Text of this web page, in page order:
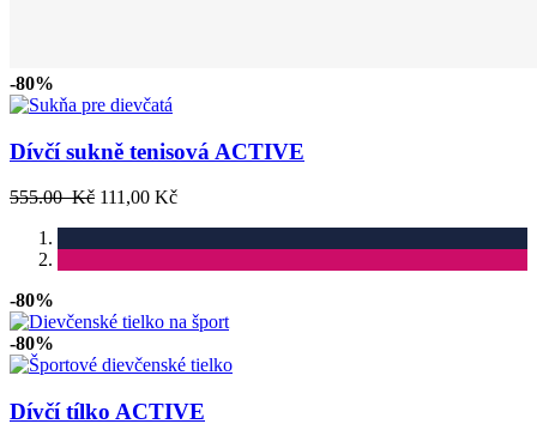
-80%
Dívčí sukně tenisová ACTIVE
555.00 Kč 111,00 Kč
-80%
-80%
Dívčí tílko ACTIVE